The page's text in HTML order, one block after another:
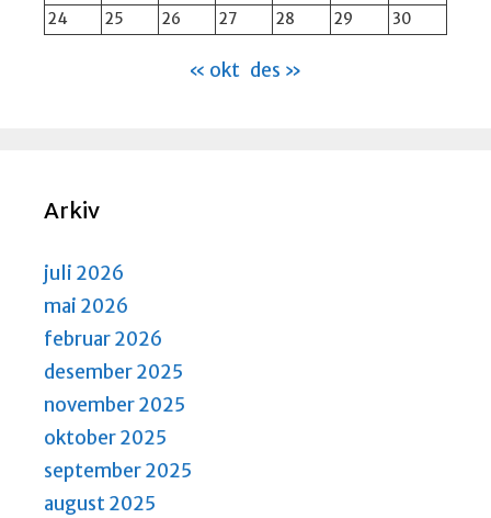
24
25 26 27 28 29 30
« okt des »
Arkiv
juli 2026
mai 2026
februar 2026
desember 2025
november 2025
oktober 2025
september 2025
august 2025